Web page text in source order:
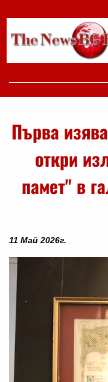
Първа
откри
памет" в
11 Май 2026г.